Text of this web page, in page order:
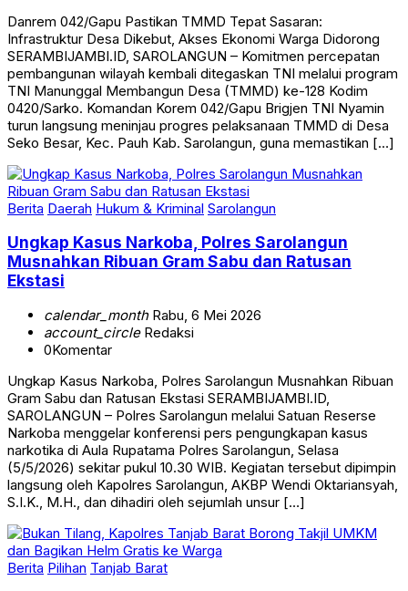
Danrem 042/Gapu Pastikan TMMD Tepat Sasaran:
Infrastruktur Desa Dikebut, Akses Ekonomi Warga Didorong
SERAMBIJAMBI.ID, SAROLANGUN – Komitmen percepatan
pembangunan wilayah kembali ditegaskan TNI melalui program
TNI Manunggal Membangun Desa (TMMD) ke-128 Kodim
0420/Sarko. Komandan Korem 042/Gapu Brigjen TNI Nyamin
turun langsung meninjau progres pelaksanaan TMMD di Desa
Seko Besar, Kec. Pauh Kab. Sarolangun, guna memastikan […]
Berita Daerah Hukum & Kriminal Sarolangun
Ungkap Kasus Narkoba, Polres Sarolangun
Musnahkan Ribuan Gram Sabu dan Ratusan
Ekstasi
calendar_monthRabu, 6 Mei 2026
account_circleRedaksi
0Komentar
Ungkap Kasus Narkoba, Polres Sarolangun Musnahkan Ribuan
Gram Sabu dan Ratusan Ekstasi SERAMBIJAMBI.ID,
SAROLANGUN – Polres Sarolangun melalui Satuan Reserse
Narkoba menggelar konferensi pers pengungkapan kasus
narkotika di Aula Rupatama Polres Sarolangun, Selasa
(5/5/2026) sekitar pukul 10.30 WIB. Kegiatan tersebut dipimpin
langsung oleh Kapolres Sarolangun, AKBP Wendi Oktariansyah,
S.I.K., M.H., dan dihadiri oleh sejumlah unsur […]
Berita Pilihan Tanjab Barat